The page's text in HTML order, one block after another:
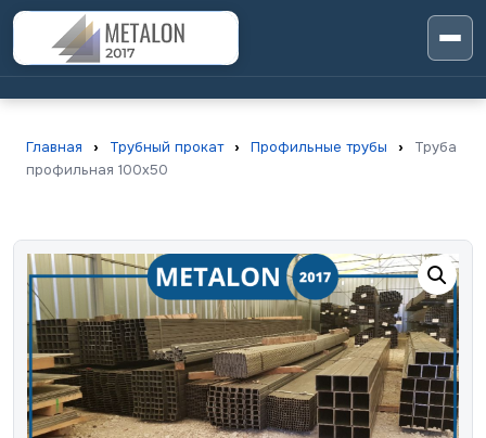
Главная › Трубный прокат › Профильные трубы ›
Труба
профильная 100х50